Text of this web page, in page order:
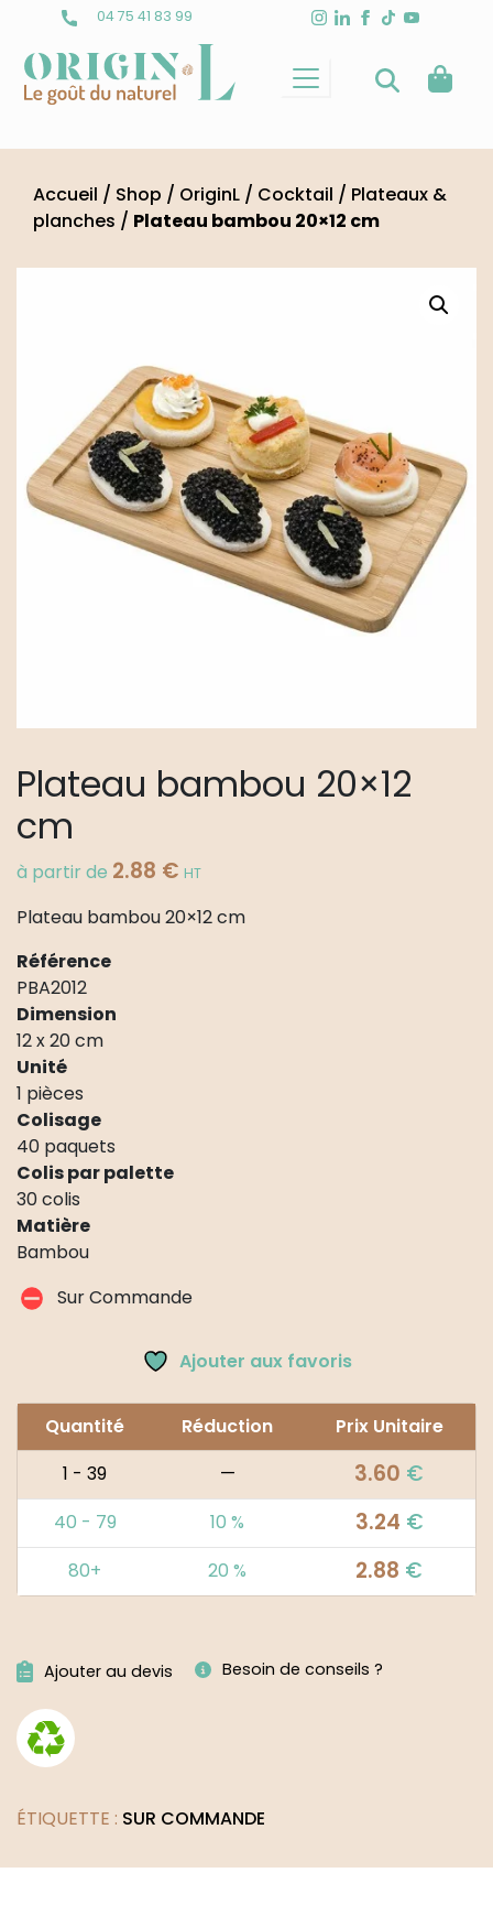
content
04 75 41 83 99
Accueil / Shop / OriginL / Cocktail / Plateaux &
planches / Plateau bambou 20×12 cm
Plateau bambou 20×12
cm
à partir de 2.88 € HT
Plateau bambou 20×12 cm
Référence
PBA2012
Dimension
12 x 20 cm
Unité
1 pièces
Colisage
40 paquets
Colis par palette
30 colis
Matière
Bambou
Sur Commande
Ajouter aux favoris
Quantité Réduction
Prix Unitaire
1 - 39
— 3.60 €
40 - 79 10 % 3.24 €
80+ 20 % 2.88 €
Ajouter au devis Besoin de conseils ?
ÉTIQUETTE : SUR COMMANDE